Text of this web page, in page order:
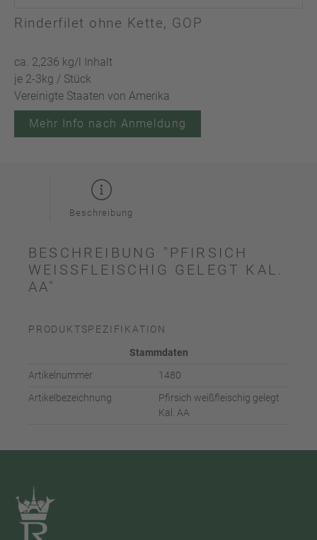
Rinderfilet ohne Kette, GOP
ca. 2,236 kg/l Inhalt
je 2-3kg / Stück
Vereinigte Staaten von Amerika
Mehr Info nach Anmeldung
Beschreibung
BESCHREIBUNG "PFIRSICH
WEISSFLEISCHIG GELEGT KAL. A
A"
PRODUKTSPEZIFIKATION
Stammdaten
Artikelnummer
1480
Artikelbezeichnung
Pfirsich weißfleischig gelegt
Kal. AA